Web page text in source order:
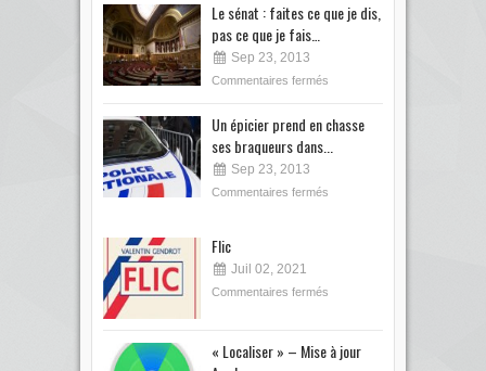
Le sénat : faites ce que je dis,
pas ce que je fais…
Sep 23, 2013
Commentaires fermés
Un épicier prend en chasse
ses braqueurs dans...
Sep 23, 2013
Commentaires fermés
Flic
Juil 02, 2021
Commentaires fermés
« Localiser » – Mise à jour